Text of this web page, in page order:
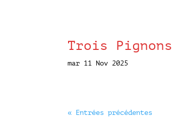
Trois Pignons
mar 11 Nov 2025
« Entrées précédentes